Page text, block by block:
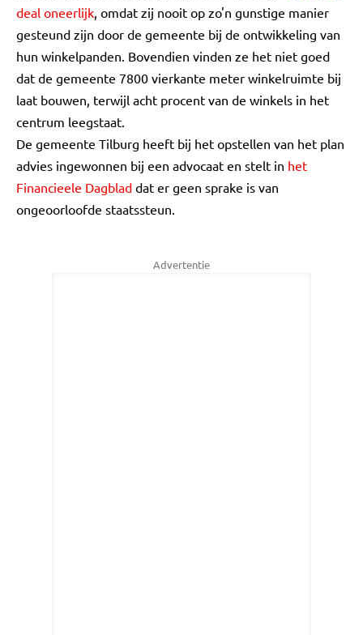
deal oneerlijk, omdat zij nooit op zo'n gunstige manier
gesteund zijn door de gemeente bij de ontwikkeling van
hun winkelpanden. Bovendien vinden ze het niet goed
dat de gemeente 7800 vierkante meter winkelruimte bij
laat bouwen, terwijl acht procent van de winkels in het
centrum leegstaat.
De gemeente Tilburg heeft bij het opstellen van het plan
advies ingewonnen bij een advocaat en stelt in het
Financieele Dagblad dat er geen sprake is van
ongeoorloofde staatssteun.
Advertentie